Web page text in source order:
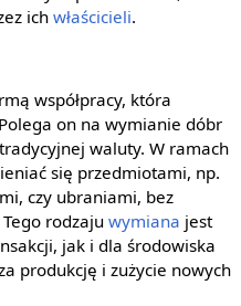
ich właścicieli.
współpracy, która
on na wymianie dóbr
waluty. W ramach
się przedmiotami, np.
czy ubraniami, bez
rodzaju wymiana jest
jak i dla środowiska
produkcję i zużycie nowych